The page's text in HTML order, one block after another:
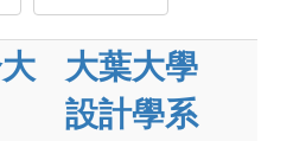
大葉大學
設計學系